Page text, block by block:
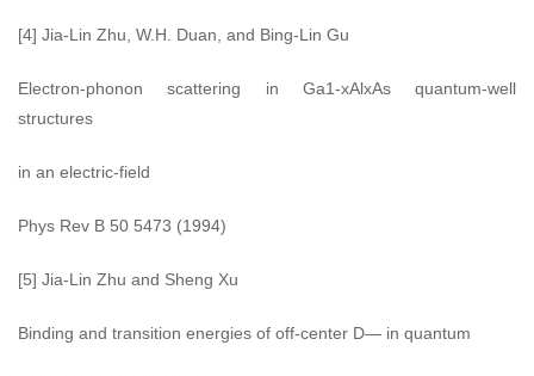
[4] Jia-Lin Zhu, W.H. Duan, and Bing-Lin Gu
Electron-phonon scattering in Ga1-xAlxAs quantum-well
structures
in an electric-field
Phys Rev B 50 5473 (1994)
[5] Jia-Lin Zhu and Sheng Xu
Binding and transition energies of off-center D— in quantum